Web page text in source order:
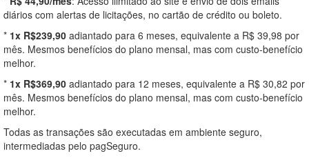
diários com alertas de licitações, no cartão de crédito ou boleto.
* 1x R$239,90 adiantado para 6 meses, equivalente a R$ 39,98 por
mês. Mesmos benefícios do plano mensal, mas com custo-benefício
melhor.
* 1x R$369,90 adiantado para 12 meses, equivalente a R$ 30,82 por
mês. Mesmos benefícios do plano mensal, mas com custo-benefício
melhor.
Todas as transações são executadas em ambiente seguro,
intermediadas pelo pagSeguro.